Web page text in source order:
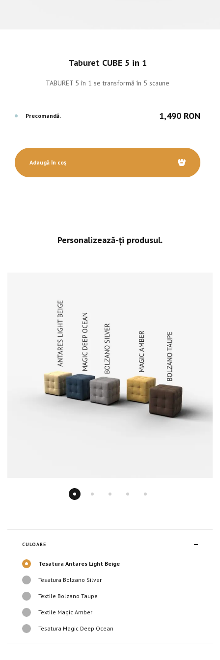
Taburet CUBE 5 in 1
TABURET 5 în 1 se transformă în 5 scaune
Precomandă. 1,490 RON
Adaugă în coș
Personalizează-ți produsul.
CULOARE
Tesatura Antares Light Beige
Tesatura Bolzano Silver
Textile Bolzano Taupe
Textile Magic Amber
Tesatura Magic Deep Ocean